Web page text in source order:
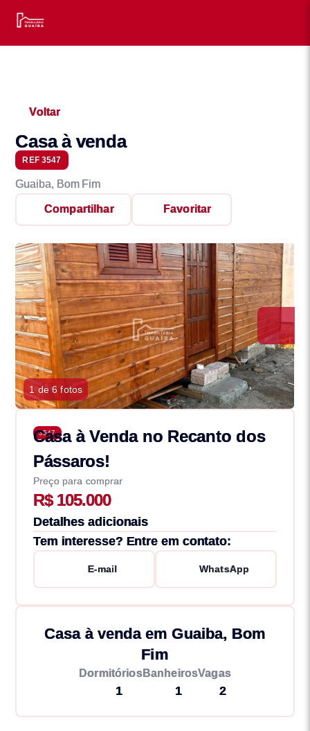
Voltar
Casa à venda
REF 3547
Guaiba, Bom Fim
Compartilhar Favoritar
1 de 6 fotos
3547
Casa à Venda no Recanto dos
Pássaros!
Preço para comprar
R$ 105.000
Detalhes adicionais
Tem interesse? Entre em contato:
E-mail WhatsApp
Casa à venda em Guaiba, Bom
Fim
Dormitórios
1
Banheiros
1
Vagas
2